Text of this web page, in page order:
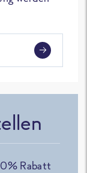
Rabatt